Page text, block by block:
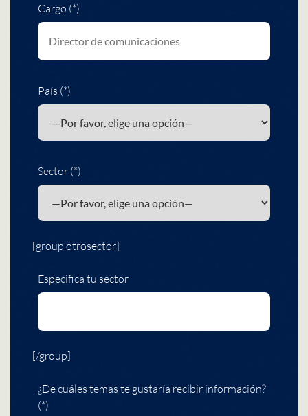
Cargo (*)
País (*)
Sector (*)
[group otrosector]
Especifica tu sector
[/group]
¿De cuáles temas te gustaría recibir información?
(*)